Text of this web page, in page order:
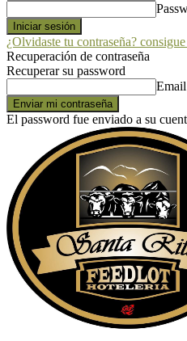
¿Olvidaste tu contraseña?
Recuperación de contraseña
Recuperar su password
Email
El password fue enviado a su